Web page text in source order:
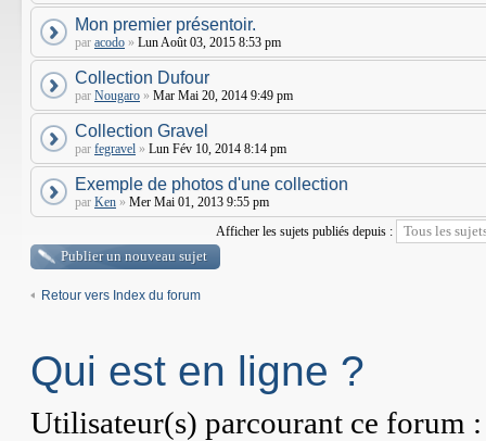
Mon premier présentoir.
par acodo » Lun Août 03, 2015 8:53 pm
Collection Dufour
par Nougaro » Mar Mai 20, 2014 9:49 pm
Collection Gravel
par fegravel » Lun Fév 10, 2014 8:14 pm
Exemple de photos d'une collection
par Ken » Mer Mai 01, 2013 9:55 pm
Afficher les sujets publiés depuis :
Publier un nouveau sujet
Retour vers Index du forum
Qui est en ligne ?
Utilisateur(s) parcourant ce forum